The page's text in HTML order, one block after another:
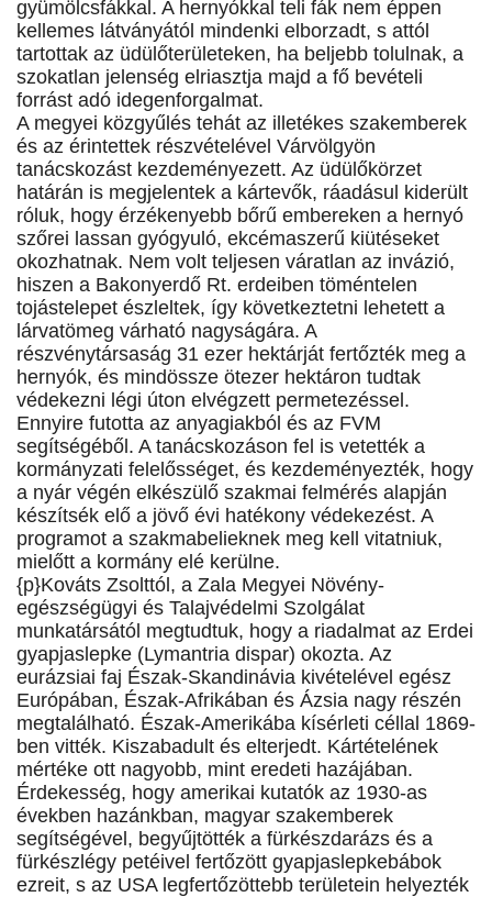
gyümölcsfákkal. A hernyókkal teli fák nem éppen
kellemes látványától mindenki elborzadt, s attól
tartottak az üdülőterületeken, ha beljebb tolulnak, a
szokatlan jelenség elriasztja majd a fő bevételi
forrást adó idegenforgalmat.
A megyei közgyűlés tehát az illetékes szakemberek
és az érintettek részvételével Várvölgyön
tanácskozást kezdeményezett. Az üdülőkörzet
határán is megjelentek a kártevők, ráadásul kiderült
róluk, hogy érzékenyebb bőrű embereken a hernyó
szőrei lassan gyógyuló, ekcémaszerű kiütéseket
okozhatnak. Nem volt teljesen váratlan az invázió,
hiszen a Bakonyerdő Rt. erdeiben töméntelen
tojástelepet észleltek, így következtetni lehetett a
lárvatömeg várható nagyságára. A
részvénytársaság 31 ezer hektárját fertőzték meg a
hernyók, és mindössze ötezer hektáron tudtak
védekezni légi úton elvégzett permetezéssel.
Ennyire futotta az anyagiakból és az FVM
segítségéből. A tanácskozáson fel is vetették a
kormányzati felelősséget, és kezdeményezték, hogy
a nyár végén elkészülő szakmai felmérés alapján
készítsék elő a jövő évi hatékony védekezést. A
programot a szakmabelieknek meg kell vitatniuk,
mielőtt a kormány elé kerülne.
{p}Kováts Zsolttól, a Zala Megyei Növény-
egészségügyi és Talajvédelmi Szolgálat
munkatársától megtudtuk, hogy a riadalmat az Erdei
gyapjaslepke (Lymantria dispar) okozta. Az
eurázsiai faj Észak-Skandinávia kivételével egész
Európában, Észak-Afrikában és Ázsia nagy részén
megtalálható. Észak-Amerikába kísérleti céllal 1869-
ben vitték. Kiszabadult és elterjedt. Kártételének
mértéke ott nagyobb, mint eredeti hazájában.
Érdekesség, hogy amerikai kutatók az 1930-as
években hazánkban, magyar szakemberek
segítségével, begyűjtötték a fürkészdarázs és a
fürkészlégy petéivel fertőzött gyapjaslepkebábok
ezreit, s az USA legfertőzöttebb területein helyezték